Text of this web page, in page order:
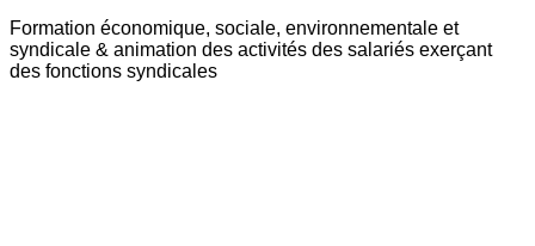
Formation économique, sociale, environnementale et
syndicale & animation des activités des salariés exerçant
des fonctions syndicales